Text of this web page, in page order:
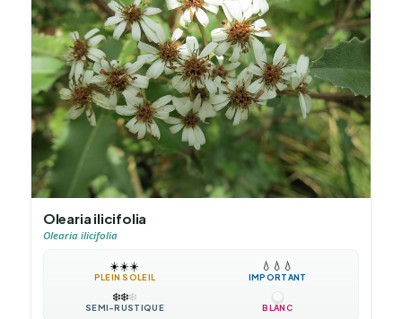
Olearia ilicifolia
Olearia ilicifolia
☀️☀️☀️
PLEIN SOLEIL
💧 💧 💧
IMPORTANT
❄️❄️❄️
SEMI-RUSTIQUE BLANC